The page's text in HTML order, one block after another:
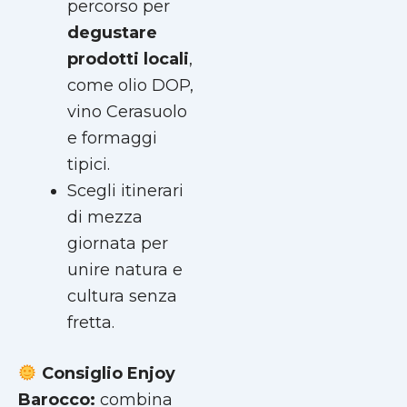
percorso per
degustare
prodotti locali,
come olio DOP,
vino Cerasuolo
e formaggi
tipici.
Scegli itinerari
di mezza
giornata per
unire natura e
cultura senza
fretta.
Consiglio Enjoy
Barocco: combina